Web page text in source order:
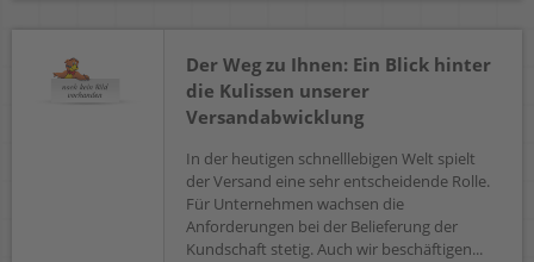
Der Weg zu Ihnen: Ein Blick hinter
die Kulissen unserer
Versandabwicklung
In der heutigen schnelllebigen Welt spielt
der Versand eine sehr entscheidende Rolle.
Für Unternehmen wachsen die
Anforderungen bei der Belieferung der
Kundschaft stetig. Auch wir beschäftigen...